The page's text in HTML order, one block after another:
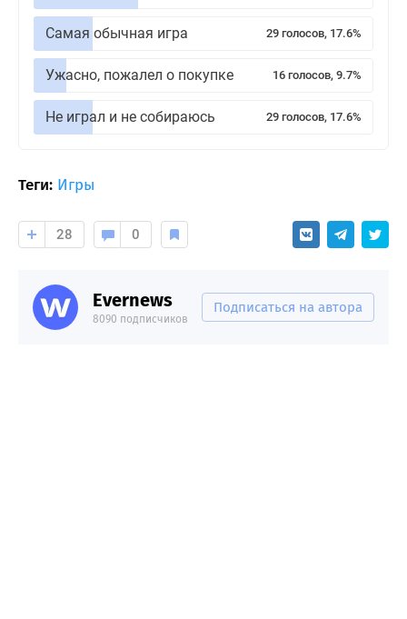
Самая обычная игра 29 голосов, 17.6%
Ужасно, пожалел о покупке 16 голосов, 9.7%
Не играл и не собираюсь 29 голосов, 17.6%
Теги: Игры
28 0
Evernews
8090 подписчиков
Подписаться на автора